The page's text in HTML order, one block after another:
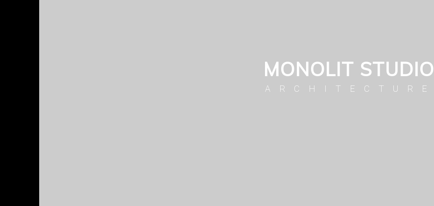
MONOLIT STUDIO
ARCHITECTURE